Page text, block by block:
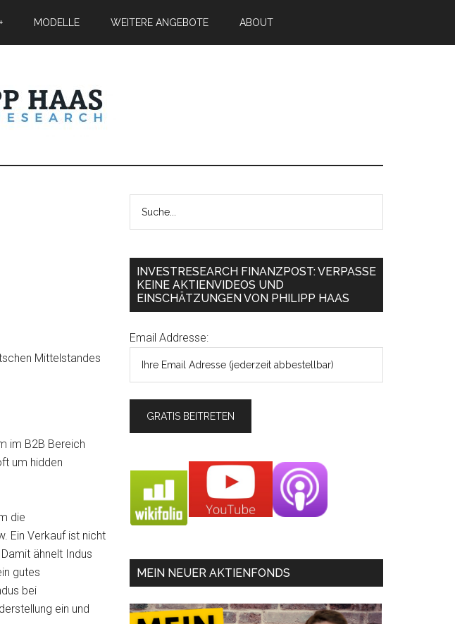
MODELLE WEITERE ANGEBOTE ABOUT
Mittelstandes
im B2B Bereich
um hidden
die
Ein Verkauf ist nicht
ähnelt Indus
gutes
bei
ein und
INVESTRESEARCH FINANZPOST: VERPASSE
KEINE AKTIENVIDEOS UND
EINSCHÄTZUNGEN VON PHILIPP HAAS
Email Addresse:
MEIN NEUER AKTIENFONDS